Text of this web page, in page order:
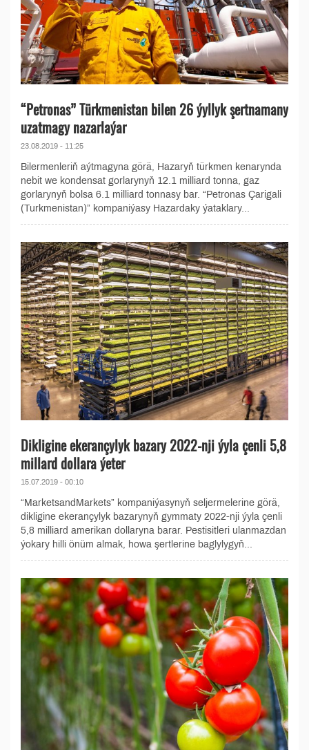
“Petronas” Türkmenistan bilen 26 ýyllyk şertnamany
uzatmagy nazarlaýar
23.08.2019 - 11:25
Bilermenleriň aýtmagyna görä, Hazaryň türkmen kenarynda
nebit we kondensat gorlarynyň 12.1 milliard tonna, gaz
gorlarynyň bolsa 6.1 milliard tonnasy bar. “Petronas Çarigali
(Turkmenistan)” kompaniýasy Hazardaky ýataklary...
Dikligine ekerançylyk bazary 2022-nji ýyla çenli 5,8
millard dollara ýeter
15.07.2019 - 00:10
“MarketsandMarkets” kompaniýasynyň seljermelerine görä,
dikligine ekerançylyk bazarynyň gymmaty 2022-nji ýyla çenli
5,8 milliard amerikan dollaryna barar. Pestisitleri ulanmazdan
ýokary hilli önüm almak, howa şertlerine baglylygyň...